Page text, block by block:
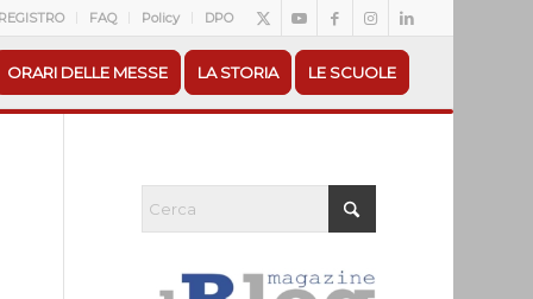
FAQ Policy DPO
ORARI DELLE MESSE LA STORIA LE SCUOLE